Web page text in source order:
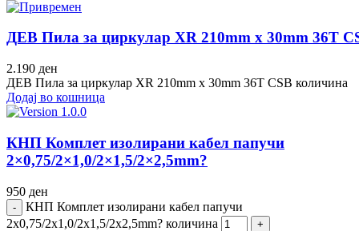
ДЕВ Пила за циркулар XR 210mm x 30mm 36T
2.190 ден
ДЕВ Пила за циркулар XR 210mm x 30mm 36T CSB количина
Додај во кошница
КНП Комплет изолирани кабел папучи
2×0,75/2×1,0/2×1,5/2×2,5mm?
950 ден
КНП Комплет изолирани кабел папучи
2x0,75/2x1,0/2x1,5/2x2,5mm? количина